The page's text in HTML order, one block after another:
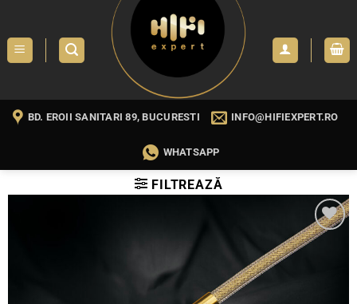
content
BD. EROII SANITARI 89, BUCURESTI INFO@HIFIEXPERT.RO
WHATSAPP
FILTREAZĂ
WISHLIST